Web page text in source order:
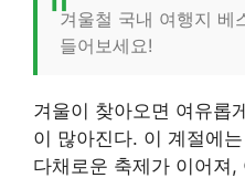
겨울철 국내 여행지 베
들어보세요!
겨울이 찾아오면 여유롭
이 많아진다. 이 계절에
다채로운 축제가 이어져